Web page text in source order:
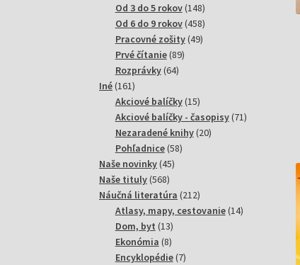
produktov
Od 3 do 5 rokov 148148
produktov
Od 6 do 9 rokov 458458
produktov
Pracovné zošity 4949
Prvé čítanie 8989
Rozprávky 6464
Iné 161161
produktov
Akciové balíčky 1515
produktov
Akciové balíčky - časopisy 7171
Nezaradené knihy 2020
Pohľadnice 5858
Naše novinky 4545
Naše tituly 568568
produktov
Náučná literatúra 212212
produktov
Atlasy, mapy, cestovanie 1414
Dom, byt 1313
produktov
Ekonómia 88
produktov
Encyklopédie 77